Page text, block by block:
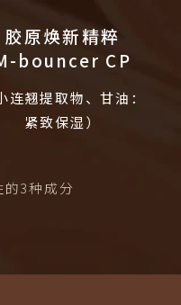
胶原焕新精粹
bouncer CP
连翘提取物、甘油：
紧致保湿）
3种成分